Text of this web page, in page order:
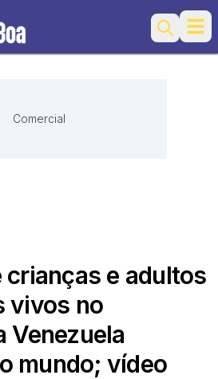
Search
Comercial
crianças e adultos
vivos no
Venezuela
mundo; vídeo